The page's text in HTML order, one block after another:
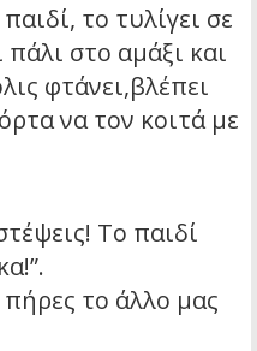
το τυλίγει σε
στο αμάξι και
φτάνει,βλέπει
να τον κοιτά με
Το παιδί
το άλλο μας